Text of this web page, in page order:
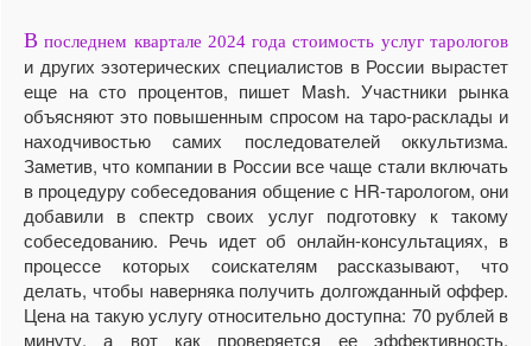
В последнем квартале 2024 года стоимость услуг тарологов
и других эзотерических специалистов в России вырастет
еще на сто процентов, пишет Mash. Участники рынка
объясняют это повышенным спросом на таро-расклады и
находчивостью самих последователей оккультизма.
Заметив, что компании в России все чаще стали включать
в процедуру собеседования общение с HR-тарологом, они
добавили в спектр своих услуг подготовку к такому
собеседованию. Речь идет об онлайн-консультациях, в
процессе которых соискателям рассказывают, что
делать, чтобы наверняка получить долгожданный оффер.
Цена на такую услугу относительно доступна: 70 рублей в
минуту, а вот как проверяется ее эффективность,